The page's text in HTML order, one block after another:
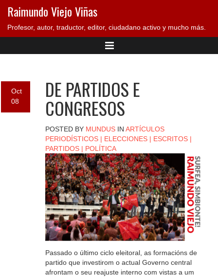
Raimundo Viejo Viñas
Profesor, autor, traductor, editor, ciudadano activo y mucho más.
Oct
08
DE PARTIDOS E
CONGRESOS
POSTED BY MUNDUSIN ARTÍCULOS
PERIODÍSTICOS| ELECCIONES| ESCRITOS|
PARTIDOS| POLÍTICA
Passado o último ciclo eleitoral, as formacións de
partido que investirom o actual Governo central
afrontam o seu reajuste interno com vistas a um